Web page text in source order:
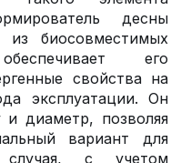
десны
из биосовместимых
его
свойства на
эксплуатации. Он
диаметр, позволяя
вариант для
случая, с учетом